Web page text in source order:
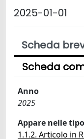
2025-01-01
Scheda
Scheda
Anno
2025
Appare nelle
1.1.2. Articolo in